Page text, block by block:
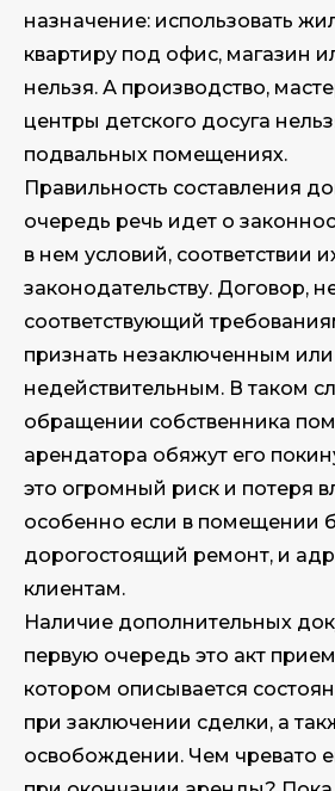
назначение: использовать
квартиру под офис, магазин
нельзя. А производство,
центры детского досуга
подвальных помещениях.
Правильность составления
очередь речь идет о
в нем условий, соответствии
законодательству. Договор,
соответствующий
признать незаключенным или
недействительным. В таком
обращении собственника
арендатора обяжут его
это огромный риск и потеря
особенно если в помещении
дорогостоящий ремонт, и
клиентам.
Наличие дополнительных
первую очередь это акт
котором описывается
при заключении сделки, а
освобождении. Чем чревато